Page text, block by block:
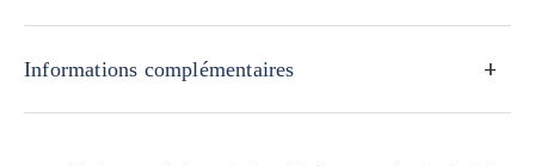
Informations complémentaires +